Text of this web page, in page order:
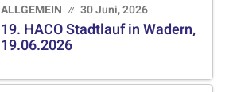
ALLGEMEIN 30 Juni, 2026
19. HACO Stadtlauf in Wadern,
19.06.2026